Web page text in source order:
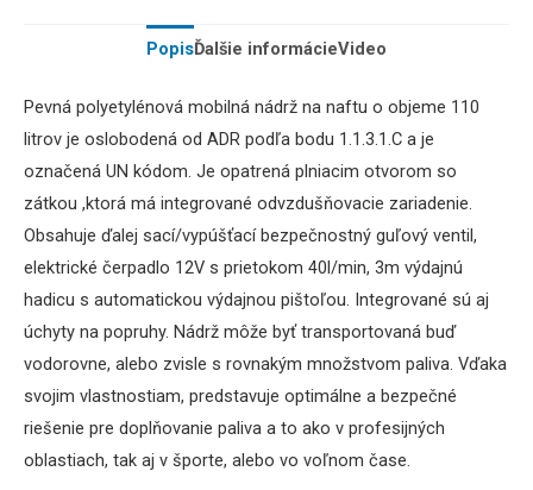
PopisĎalšie informácieVideo
Pevná polyetylénová mobilná nádrž na naftu o objeme 110
litrov je oslobodená od ADR podľa bodu 1.1.3.1.C a je
označená UN kódom. Je opatrená plniacim otvorom so
zátkou ,ktorá má integrované odvzdušňovacie zariadenie.
Obsahuje ďalej sací/vypúšťací bezpečnostný guľový ventil,
elektrické čerpadlo 12V s prietokom 40l/min, 3m výdajnú
hadicu s automatickou výdajnou pištoľou. Integrované sú aj
úchyty na popruhy. Nádrž môže byťtransportovaná buď
vodorovne, alebo zvisle s rovnakým množstvom paliva. Vďaka
svojim vlastnostiam, predstavuje optimálne a bezpečné
riešenie pre doplňovanie paliva a to ako v profesijných
oblastiach, tak aj v športe, alebo vo voľnom čase.